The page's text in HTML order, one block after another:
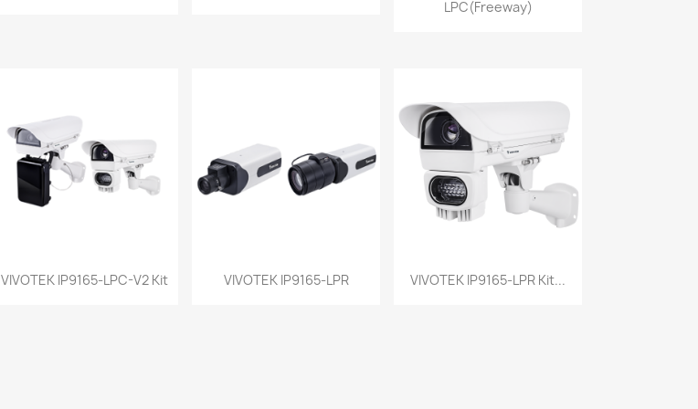
LPC(Freeway)
Vista rápida
VIVOTEK IP9165-LPC-V2 Kit Vista rápida
VIVOTEK IP9165-LPR Vista rápida
VIVOTEK IP9165-LPR Kit...